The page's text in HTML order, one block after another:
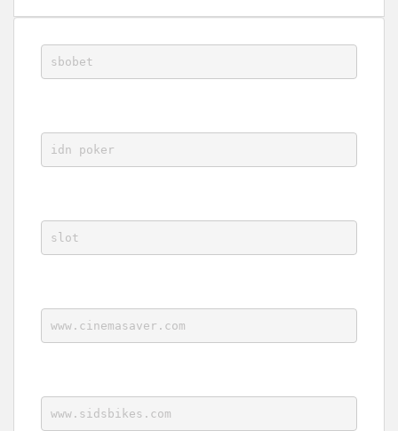
sbobet
idn poker
slot
www.cinemasaver.com
www.sidsbikes.com